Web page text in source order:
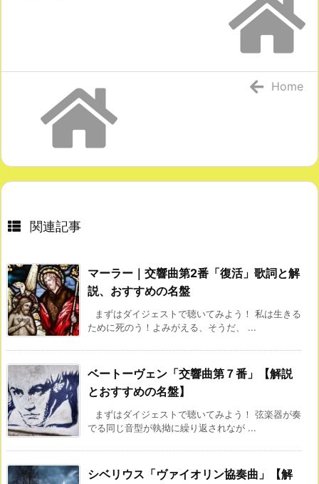
Home
関連記事
マーラー｜交響曲第2番「復活」歌詞と解
説、おすすめの名盤
まずはダイジェストで聴いてみよう！ 私は生きる
ために死のう！よみがえる、そうだ、 ...
ベートーヴェン「交響曲第７番」【解説
とおすすめの名盤】
まずはダイジェストで聴いてみよう！ 弦楽器が奏
でる同じ音型が執拗に繰り返されなが ...
シベリウス「ヴァイオリン協奏曲」【解